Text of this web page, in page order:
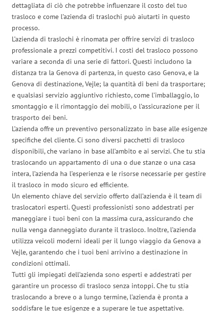
dettagliata di ciò che potrebbe influenzare il costo del tuo
trasloco e come l’azienda di traslochi può aiutarti in questo
processo.
L’azienda di traslochi è rinomata per offrire servizi di trasloco
professionale a prezzi competitivi. I costi del trasloco possono
variare a seconda di una serie di fattori. Questi includono la
distanza tra la Genova di partenza, in questo caso Genova, e la
Genova di destinazione, Vejle; la quantità di beni da trasportare;
e qualsiasi servizio aggiuntivo richiesto, come l’imballaggio, lo
smontaggio e il rimontaggio dei mobili, o l’assicurazione per il
trasporto dei beni.
L’azienda offre un preventivo personalizzato in base alle esigenze
specifiche del cliente. Ci sono diversi pacchetti di trasloco
disponibili, che variano in base all’ambito e ai servizi. Che tu stia
traslocando un appartamento di una o due stanze o una casa
intera, l’azienda ha l’esperienza e le risorse necessarie per gestire
il trasloco in modo sicuro ed efficiente.
Un elemento chiave del servizio offerto dall’azienda è il team di
traslocatori esperti. Questi professionisti sono addestrati per
maneggiare i tuoi beni con la massima cura, assicurando che
nulla venga danneggiato durante il trasloco. Inoltre, l’azienda
utilizza veicoli moderni ideali per il lungo viaggio da Genova a
Vejle, garantendo che i tuoi beni arrivino a destinazione in
condizioni ottimali.
Tutti gli impiegati dell’azienda sono esperti e addestrati per
garantire un processo di trasloco senza intoppi. Che tu stia
traslocando a breve o a lungo termine, l’azienda è pronta a
soddisfare le tue esigenze e a superare le tue aspettative.